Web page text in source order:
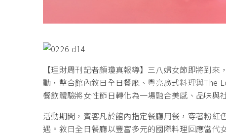
【理財周刊記者顏瓊真報導】三八婦女節即將到
動，整合館內敘日全日餐廳、粵亮廣式料理與The
餐飲體驗將女性節日轉化為一場融合美感、品味與
活動期間，賓客凡於館內指定餐廳用餐，穿著粉
遇。敘日全日餐廳以豐富多元的國際料理回應當